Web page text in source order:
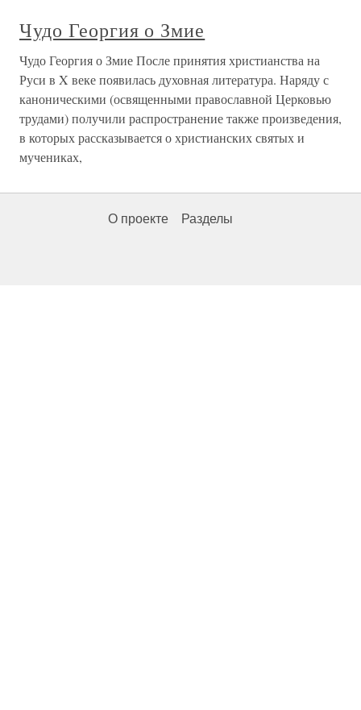
Чудо Георгия о Змие
Чудо Георгия о Змие После принятия христианства на
Руси в X веке появилась духовная литература. Наряду с
каноническими (освященными православной Церковью
трудами) получили распространение также произведения,
в которых рассказывается о христианских святых и
мучениках,
О проекте Разделы